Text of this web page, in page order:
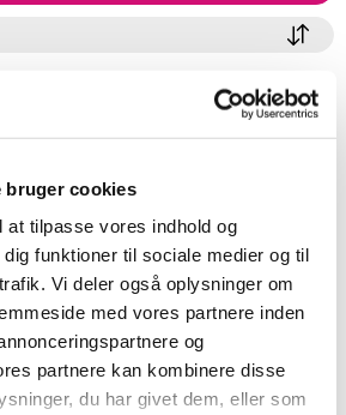
bruger cookies
at tilpasse vores indhold og
funktioner til sociale medier og til
Vi deler også oplysninger om
med vores partnere inden
og
partnere kan kombinere disse
du har givet dem, eller som
Pavo ProteinPlus 7 kg
3 Anmeldelser